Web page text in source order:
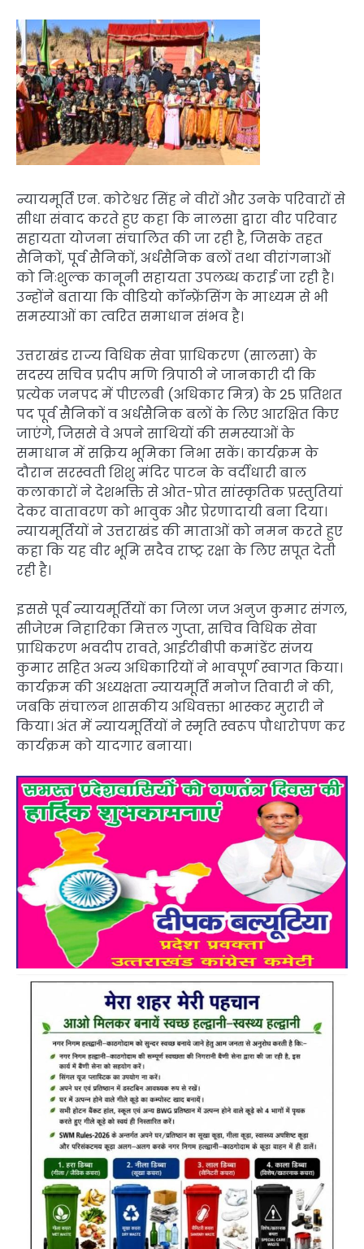
न्यायमूर्ति एन. कोटेश्वर सिंह ने वीरों और उनके परिवारों से
सीधा संवाद करते हुए कहा कि नालसा द्वारा वीर परिवार
सहायता योजना संचालित की जा रही है, जिसके तहत
सैनिकों, पूर्व सैनिकों, अर्धसैनिक बलों तथा वीरांगनाओं
को निःशुल्क कानूनी सहायता उपलब्ध कराई जा रही है।
उन्होंने बताया कि वीडियो कॉन्फ्रेंसिंग के माध्यम से भी
समस्याओं का त्वरित समाधान संभव है।
उत्तराखंड राज्य विधिक सेवा प्राधिकरण (सालसा) के
सदस्य सचिव प्रदीप मणि त्रिपाठी ने जानकारी दी कि
प्रत्येक जनपद में पीएलबी (अधिकार मित्र) के 25 प्रतिशत
पद पूर्व सैनिकों व अर्धसैनिक बलों के लिए आरक्षित किए
जाएंगे, जिससे वे अपने साथियों की समस्याओं के
समाधान में सक्रिय भूमिका निभा सकें। कार्यक्रम के
दौरान सरस्वती शिशु मंदिर पाटन के वर्दीधारी बाल
कलाकारों ने देशभक्ति से ओत-प्रोत सांस्कृतिक प्रस्तुतियां
देकर वातावरण को भावुक और प्रेरणादायी बना दिया।
न्यायमूर्तियों ने उत्तराखंड की माताओं को नमन करते हुए
कहा कि यह वीर भूमि सदैव राष्ट्र रक्षा के लिए सपूत देती
रही है।
इससे पूर्व न्यायमूर्तियों का जिला जज अनुज कुमार संगल,
सीजेएम निहारिका मित्तल गुप्ता, सचिव विधिक सेवा
प्राधिकरण भवदीप रावते, आईटीबीपी कमांडेंट संजय
कुमार सहित अन्य अधिकारियों ने भावपूर्ण स्वागत किया।
कार्यक्रम की अध्यक्षता न्यायमूर्ति मनोज तिवारी ने की,
जबकि संचालन शासकीय अधिवक्ता भास्कर मुरारी ने
किया। अंत में न्यायमूर्तियों ने स्मृति स्वरूप पौधारोपण कर
कार्यक्रम को यादगार बनाया।